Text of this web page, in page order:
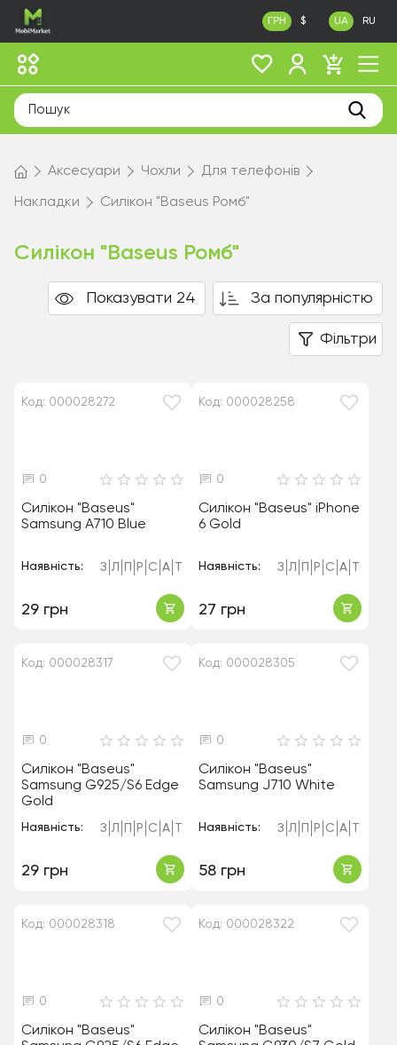
ГРН $ UA RU
Аксесуари Чохли Для телефонів
Накладки Силікон "Baseus Ромб"
Силікон "Baseus Ромб"
Показувати 24 За популярністю
Фільтри
Код: 000028272
0
Силікон "Baseus"
Samsung A710 Blue
Наявність: З Л Р С А
29 грн
Код: 000028258
0
Силікон "Baseus" iPhone
6 Gold
Наявність: З Л Р С А
27 грн
Код: 000028317
0
Силікон "Baseus"
Samsung G925/S6 Edge
Gold
Наявність: З Л Р С А
29 грн
Код: 000028305
0
Силікон "Baseus"
Samsung J710 White
Наявність: З Л Р С А
58 грн
Код: 000028318
0
Силікон "Baseus"
Код: 000028322
0
Силікон "Baseus"